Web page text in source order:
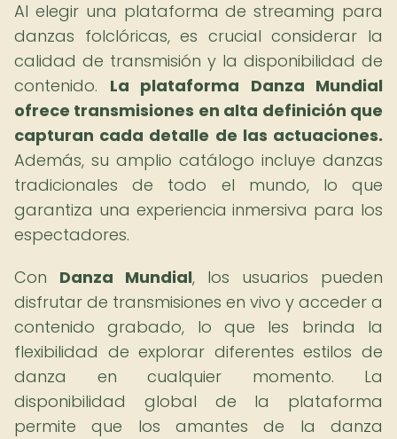
Al elegir una plataforma de streaming para
danzas folclóricas, es crucial considerar la
calidad de transmisión y la disponibilidad de
contenido. La plataforma Danza Mundial
ofrece transmisiones en alta definición que
capturan cada detalle de las actuaciones.
Además, su amplio catálogo incluye danzas
tradicionales de todo el mundo, lo que
garantiza una experiencia inmersiva para los
espectadores.
Con Danza Mundial, los usuarios pueden
disfrutar de transmisiones en vivo y acceder a
contenido grabado, lo que les brinda la
flexibilidad de explorar diferentes estilos de
danza en cualquier momento. La
disponibilidad global de la plataforma
permite que los amantes de la danza